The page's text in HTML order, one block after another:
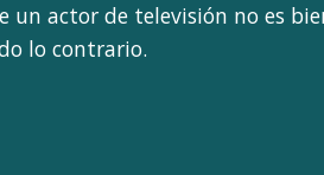
un actor de televisión no es
lo contrario.